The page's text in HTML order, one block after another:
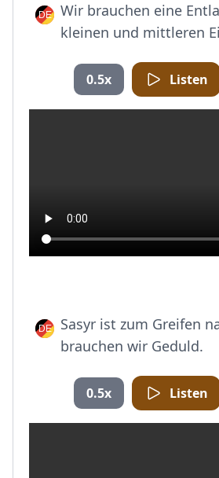
Wir brauchen eine
kleinen und mittleren
0.5x Listen
Sasyr ist zum Greifen
brauchen wir Geduld.
0.5x Listen